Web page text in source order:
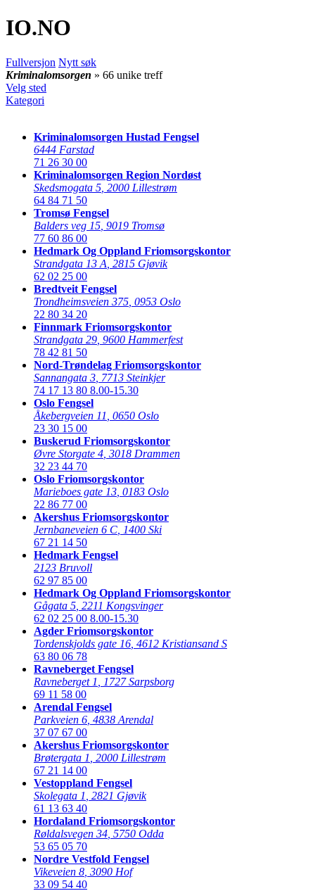
IO.NO
Fullversjon Nytt søk
Kriminalomsorgen » 66 unike treff
Velg sted
Kategori
Kriminalomsorgen Hustad Fengsel
6444 Farstad
71 26 30 00
Kriminalomsorgen Region Nordøst
Skedsmogata 5 2000 Lillestrøm
64 84 71 50
Tromsø Fengsel
Balders veg 15 9019 Tromsø
77 60 86 00
Hedmark Og Oppland Friomsorgskontor
Strandgata 13 A 2815 Gjøvik
62 02 25 00
Bredtveit Fengsel
Trondheimsveien 375 0953 Oslo
22 80 34 20
Finnmark Friomsorgskontor
Strandgata 29 9600 Hammerfest
78 42 81 50
Nord-Trøndelag Friomsorgskontor
Sannangata 3 7713 Steinkjer
74 17 13 80 8.00-15.30
Oslo Fengsel
Åkebergveien 11 0650 Oslo
23 30 15 00
Buskerud Friomsorgskontor
Øvre Storgate 4 3018 Drammen
32 23 44 70
Oslo Friomsorgskontor
Marieboes gate 13 0183 Oslo
22 86 77 00
Akershus Friomsorgskontor
Jernbaneveien 6 C 1400 Ski
67 21 14 50
Hedmark Fengsel
2123 Bruvoll
62 97 85 00
Hedmark Og Oppland Friomsorgskontor
Gågata 5 2211 Kongsvinger
62 02 25 00 8.00-15.30
Agder Friomsorgskontor
Tordenskjolds gate 16 4612 Kristiansand S
63 80 06 78
Ravneberget Fengsel
Ravneberget 1
1727 Sarpsborg
69 11 58 00
Arendal Fengsel
Parkveien 6 4838 Arendal
37 07 67 00
Akershus Friomsorgskontor
Brøtergata 1 2000 Lillestrøm
67 21 14 00
Vestoppland Fengsel
Skolegata 1 2821 Gjøvik
61 13 63 40
Hordaland Friomsorgskontor
Røldalsvegen 34 5750 Odda
53 65 05 70
Nordre Vestfold Fengsel
Vikeveien 8 3090 Hof
33 09 54 40